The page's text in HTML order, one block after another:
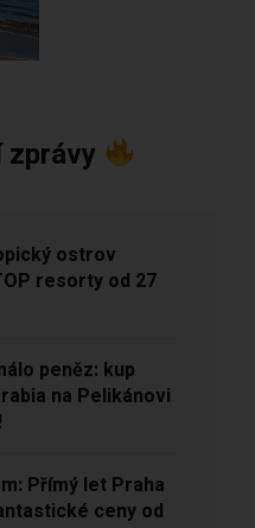
zprávy
ostrov
resorty od 27
peněz: kup
na Pelikánovi
Přímý let Praha
ceny od